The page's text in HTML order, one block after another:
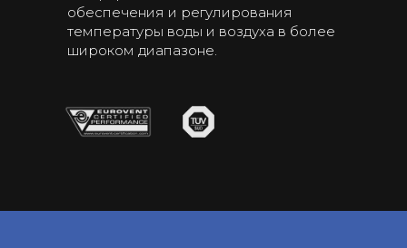
обеспечения и регулирования
температуры воды и воздуха в более
широком диапазоне.